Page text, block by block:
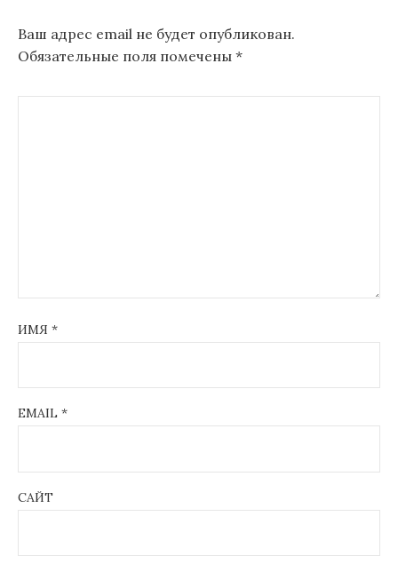
Ваш адрес email не будет опубликован.
Обязательные поля помечены *
ИМЯ *
EMAIL *
САЙТ